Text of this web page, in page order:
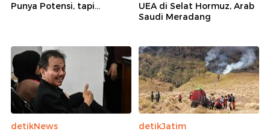
Punya Potensi, tapi...
UEA di Selat Hormuz, Arab
Saudi Meradang
detikNews
detikJatim